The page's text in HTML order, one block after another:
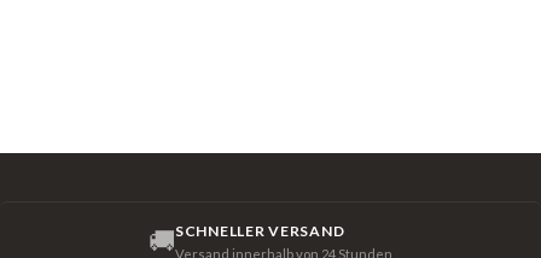
🚚SCHNELLER VERSAND
Versand innerhalb von 24 Stunden